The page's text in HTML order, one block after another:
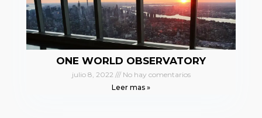
ONE WORLD OBSERVATORY
julio 8, 2022
No hay comentarios
Leer mas »